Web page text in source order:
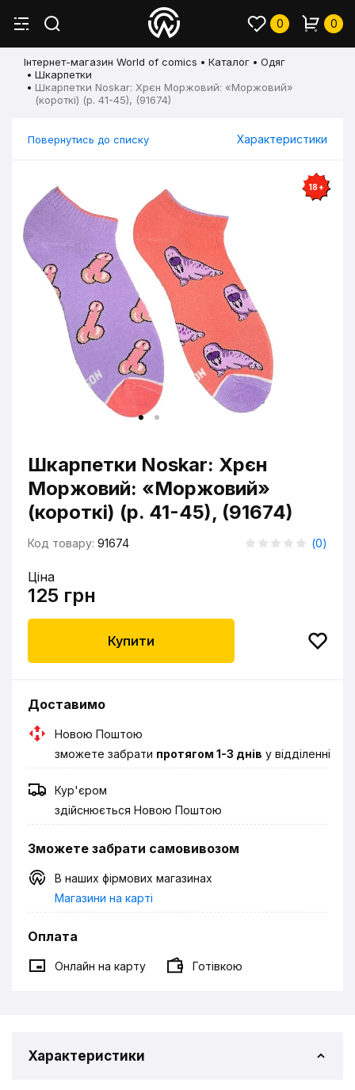
0 0
Інтернет-магазин World of comics Каталог
Одяг
Шкарпетки
Шкарпетки Noskar: Хрєн Моржовий: «Моржовий»
(короткі) (р. 41-45), (91674)
Повернутись до списку Характеристики
18+
Шкарпетки Noskar: Хрєн
Моржовий: «Моржовий»
(короткі) (р. 41-45), (91674)
Код товару: 91674 (0)
Ціна
125 грн
Купити
Доставимо
Новою Поштою
зможете забрати протягом 1-3 днів у відділенні
Кур'єром
здійснюється Новою Поштою
Зможете забрати самовивозом
В наших фірмових магазинах
Магазини на карті
Оплата
Онлайн на карту Готівкою
Характеристики